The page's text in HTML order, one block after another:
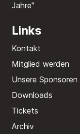
Jahre"
Links
Kontakt
Mitglied werden
Unsere Sponsoren
Downloads
Tickets
Archiv